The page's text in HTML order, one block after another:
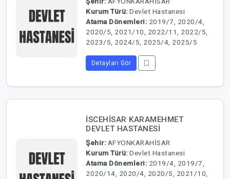
Kurum Türü: Devlet Hastanesi
Atama Dönemleri: 2019/7, 2020/4,
2020/5, 2021/10, 2022/11, 2022/5,
2023/5, 2024/5, 2025/4, 2025/5
Detayları Gör
İSCEHİSAR KARAMEHMET
DEVLET HASTANESİ
Şehir: AFYONKARAHİSAR
Kurum Türü: Devlet Hastanesi
Atama Dönemleri: 2019/4, 2019/7,
2020/14, 2020/4, 2020/5, 2021/10,